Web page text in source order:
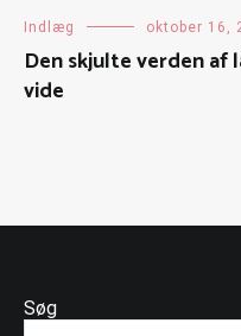
Indlæg oktober 16,
Den skjulte verden af
vide
Søg